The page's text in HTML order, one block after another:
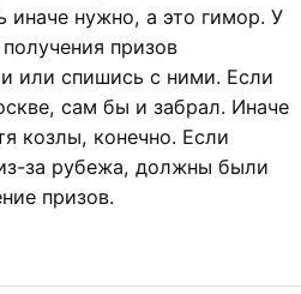
иначе нужно, а это гимор. У
призов
или спишись с ними. Если
сам бы и забрал. Иначе
козлы, конечно. Если
за рубежа, должны были
призов.